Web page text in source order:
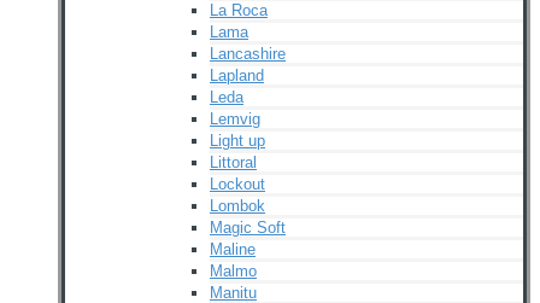
La Roca
Lama
Lancashire
Lapland
Leda
Lemvig
Light up
Littoral
Lockout
Lombok
Magic Soft
Maline
Malmo
Manitu